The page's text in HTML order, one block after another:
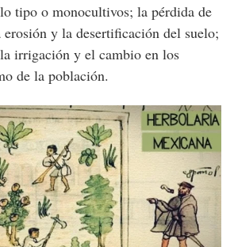
tipo o monocultivos; la pérdida de
y la desertificación del suelo;
irrigación y el cambio en los
de la población.